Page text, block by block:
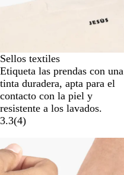
Sellos textiles
Etiqueta las prendas con una
tinta duradera, apta para el
contacto con la piel y
resistente a los lavados.
3.3(4)